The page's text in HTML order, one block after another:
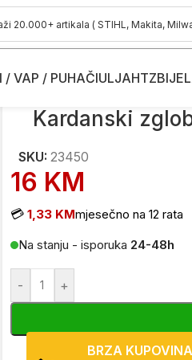
/ VAP / PUHAČIULJAHTZ
za nasadne ključeve Proxxon
Kardanski
SKU: 23450
16 KM
💳 1,33 KMmjesečno na 12 rata
Na stanju - isporuka 24-48h
- +
BRZA KUPOVINA